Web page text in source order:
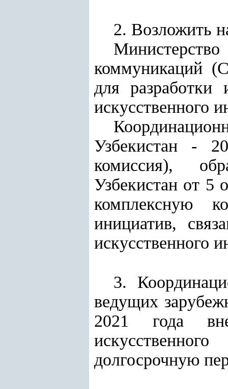
2. Возложить
коммуникаций
для
искусственного
Узбекистан -
комиссия),
Узбекистан от 5
комплексную
инициатив,
искусственного
3.
ведущих
2021 года
долгосрочную